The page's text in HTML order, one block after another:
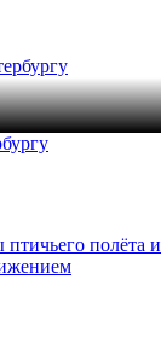
птичьего полёта